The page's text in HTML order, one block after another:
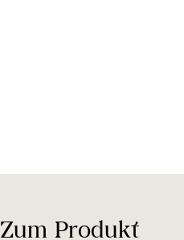
Zum Produkt